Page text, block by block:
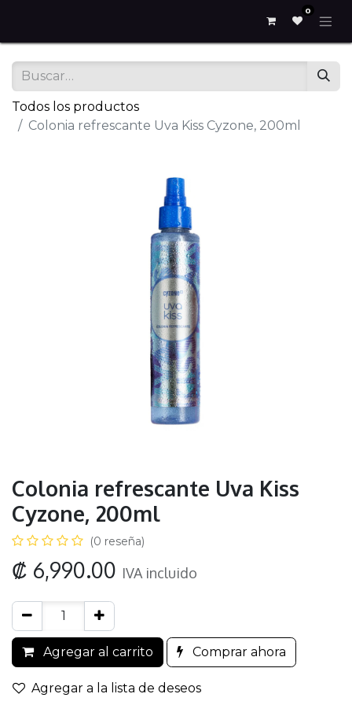
0
Todos los productos
Colonia refrescante Uva Kiss Cyzone, 200ml
Colonia refrescante Uva Kiss
Cyzone, 200ml
(0 reseña)
₡ 6,990.00 IVA incluido
Agregar al carrito Comprar ahora
Agregar a la lista de deseos